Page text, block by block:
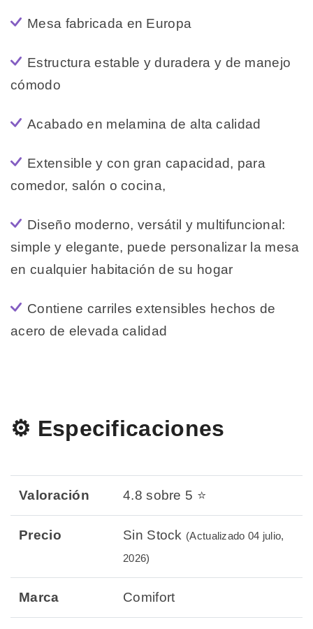
Mesa fabricada en Europa
Estructura estable y duradera y de manejo
cómodo
Acabado en melamina de alta calidad
Extensible y con gran capacidad, para
comedor, salón o cocina,
Diseño moderno, versátil y multifuncional:
simple y elegante, puede personalizar la mesa
en cualquier habitación de su hogar
Contiene carriles extensibles hechos de
acero de elevada calidad
⚙️ Especificaciones
Valoración 4.8 sobre 5 ⭐
Precio Sin Stock (Actualizado 04 julio,
2026)
Marca Comifort